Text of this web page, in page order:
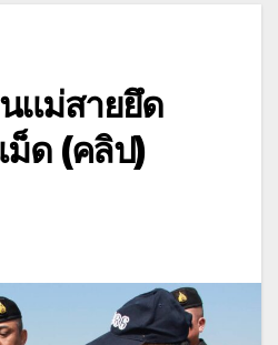
แม่สายยึด
ม็ด (คลิป)